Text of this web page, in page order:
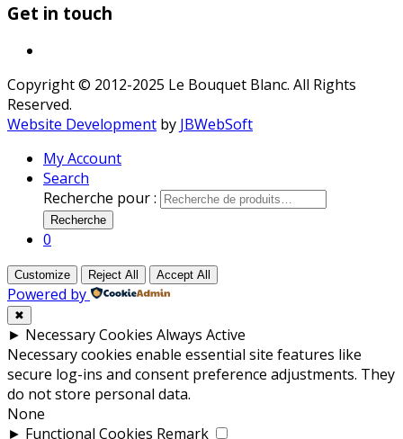
Get in touch
Copyright © 2012-2025 Le Bouquet Blanc. All Rights
Reserved.
Website Development by JBWebSoft
My Account
Search
Recherche pour :
Recherche
0
Customize Reject All Accept All
Powered by
✖
► Necessary Cookies Always Active
Necessary cookies enable essential site features like
secure log-ins and consent preference adjustments. They
do not store personal data.
None
► Functional Cookies Remark